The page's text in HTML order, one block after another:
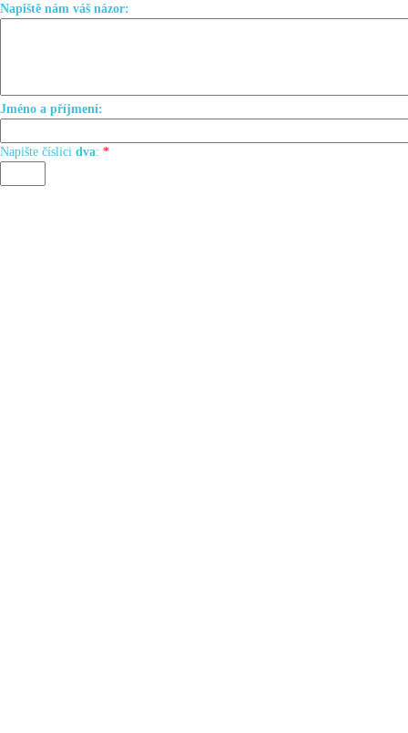
Napiště nám váš názor:
Jméno a příjmení:
Napište číslici dva: *